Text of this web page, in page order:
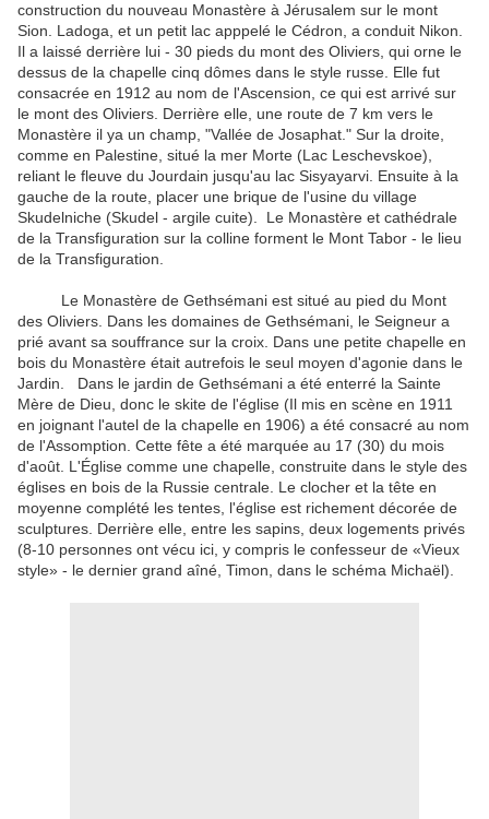
construction du nouveau Monastère à Jérusalem sur le mont
Sion.
Ladoga, et un petit lac apppelé le Cédron, a conduit Nikon.
Il a laissé derrière lui - 30 pieds du mont des Oliviers, qui orne le
dessus de la chapelle cinq dômes dans le style russe. Elle fut
consacrée en 1912 au nom de l'Ascension, ce qui est arrivé sur
le mont des Oliviers. Derrière elle, une route de 7 km vers le
Monastère il ya un champ, "Vallée de Josaphat." Sur la droite,
comme en Palestine, situé la mer Morte (Lac Leschevskoe),
reliant le fleuve du Jourdain jusqu'au lac Sisyayarvi. Ensuite à la
gauche de la route, placer une brique de l'usine du village
Skudelniche (Skudel - argile cuite).
Le Monastère et cathédrale
de la Transfiguration sur la colline forment le Mont Tabor - le lieu
de la Transfiguration.
Le Monastère de Gethsémani est situé au pied du Mont
des Oliviers. Dans les domaines de Gethsémani, le Seigneur a
prié avant sa souffrance sur la croix. Dans une petite chapelle en
bois du Monastère était autrefois le seul moyen d'agonie dans le
Jardin.
Dans le jardin de Gethsémani a été enterré la Sainte
Mère de Dieu, donc le skite de l'église (Il mis en scène en 1911
en joignant l'autel de la chapelle en 1906) a été consacré au nom
de l'Assomption. Cette fête a été marquée au 17 (30) du mois
d'août. L'Église comme une chapelle, construite dans le style des
églises en bois de la Russie centrale. Le clocher et la tête en
moyenne complété les tentes, l'église est richement décorée de
sculptures. Derrière elle, entre les sapins, deux logements privés
(8-10 personnes ont vécu ici, y compris le confesseur de «Vieux
style» - le dernier grand aîné, Timon, dans le schéma Michaël).